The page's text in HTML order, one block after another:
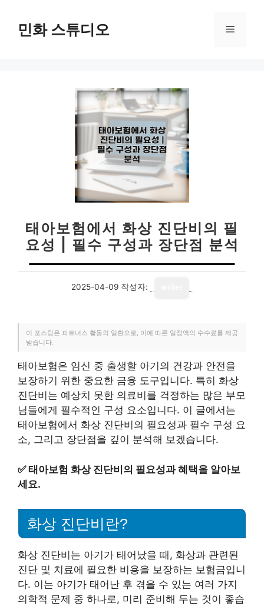
민화 스튜디오 메
태아보험에서 화상 진단비의 필
요성 | 필수 구성과 장단점 분석
2025-04-09 작성자:
이 포스팅은 파트너스 활동의 일환으로, 이에 따른 일정액의 수수료를 제공
받습니다.
태아보험은 임신 중 출생할 아기의 건강과 안전을
보장하기 위한 중요한 금융 도구입니다. 특히 화상
진단비는 예상치 못한 의료비를 걱정하는 많은 부모
님들에게 필수적인 구성 요소입니다. 이 글에서는
태아보험에서 화상 진단비의 필요성과 필수 구성 요
소, 그리고 장단점을 깊이 분석해 보겠습니다.
✅태아보험 화상 진단비의 필요성과 혜택을 알아보
세요.
화상 진단비란?
화상 진단비는 아기가 태어났을 때, 화상과 관련된
진단 및 치료에 필요한 비용을 보장하는 보험금입니
다. 이는 아기가 태어난 후 겪을 수 있는 여러 가지
의학적 문제 중 하나로, 미리 준비해 두는 것이 좋습